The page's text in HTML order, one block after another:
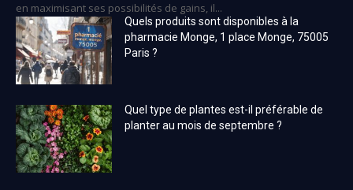
en maximisant ses possibilités de gains, il...
Quels produits sont disponibles à la
pharmacie Monge, 1 place Monge, 75005
Paris ?
Quel type de plantes est-il préférable de
planter au mois de septembre ?